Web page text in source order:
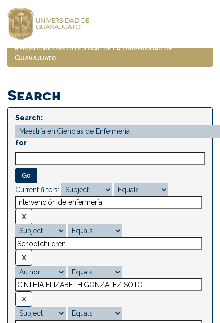
navigation
Repositorio Institucional de la Universidad de
Guanajuato
Search
Search:
for
Current filters: